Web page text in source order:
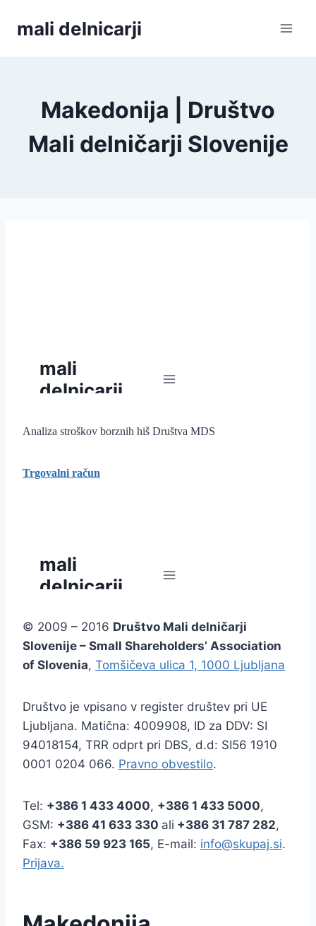
mali delnicarji
Makedonija | Društvo
Mali delničarji Slovenije
Analiza stroškov borznih hiš Društva MDS
Trgovalni račun
© 2009 – 2016 Društvo Mali delničarji
Slovenije – Small Shareholders’ Association
of Slovenia, Tomšičeva ulica 1, 1000 Ljubljana
Društvo je vpisano v register društev pri UE
Ljubljana. Matična: 4009908, ID za DDV: SI
94018154, TRR odprt pri DBS, d.d: SI56 1910
0001 0204 066. Pravno obvestilo.
Tel: +386 1 433 4000, +386 1 433 5000,
GSM: +386 41 633 330 ali +386 31 787 282,
Fax: +386 59 923 165, E-mail: info@skupaj.si.
Prijava.